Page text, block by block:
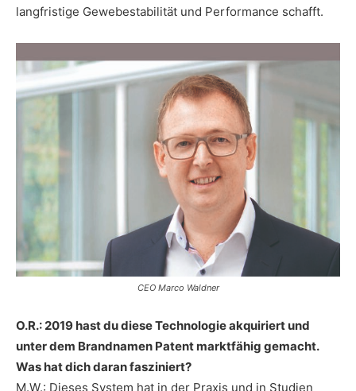
langfristige Gewebestabilität und Performance schafft.
CEO Marco Waldner
O.R.: 2019 hast du diese Technologie akquiriert und
unter dem Brandnamen Patent marktfähig gemacht.
Was hat dich daran fasziniert?
M.W.: Dieses System hat in der Praxis und in Studien